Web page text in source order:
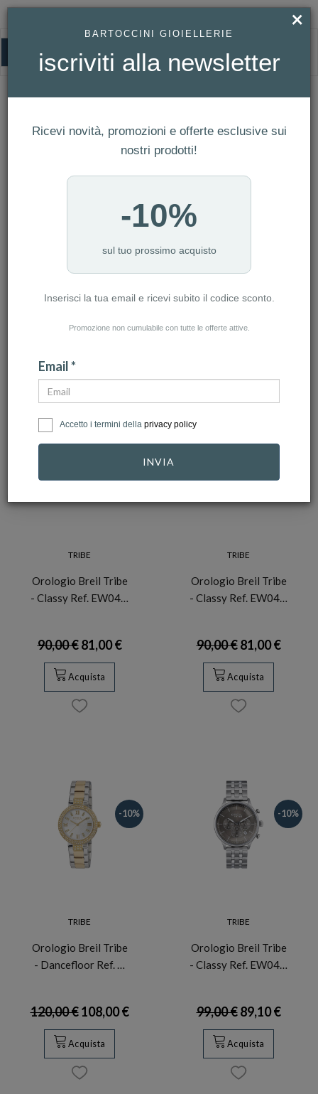
TRIBE
CATEGORIA: BAMBINO
CATEGORIA: DONNA
CATEGORIA: SMARTWATCH
CATEGORIA: UOMO
CATEGORIA: OROLOGI
AZZERA FILTRI
NUMERO ARTICOLI:14
-10%
TRIBE
Orologio Breil Tribe
- Classy Ref. EW04…
90,00 €81,00 €
Acquista
-10%
TRIBE
Orologio Breil Tribe
- Classy Ref. EW04…
90,00 €81,00 €
Acquista
-10%
TRIBE
Orologio Breil Tribe
- Dancefloor Ref. …
120,00 €108,00 €
Acquista
-10%
TRIBE
Orologio Breil Tribe
- Classy Ref. EW04…
99,00 €89,10 €
Acquista
×
BARTOCCINI GIOIELLERIE
iscriviti alla newsletter
Ricevi novità, promozioni e offerte esclusive sui
nostri prodotti!
-10%
sul tuo prossimo acquisto
Inserisci la tua email e ricevi subito il codice sconto.
Promozione non cumulabile con tutte le offerte attive.
Email *
Accetto i termini della privacy policy
INVIA